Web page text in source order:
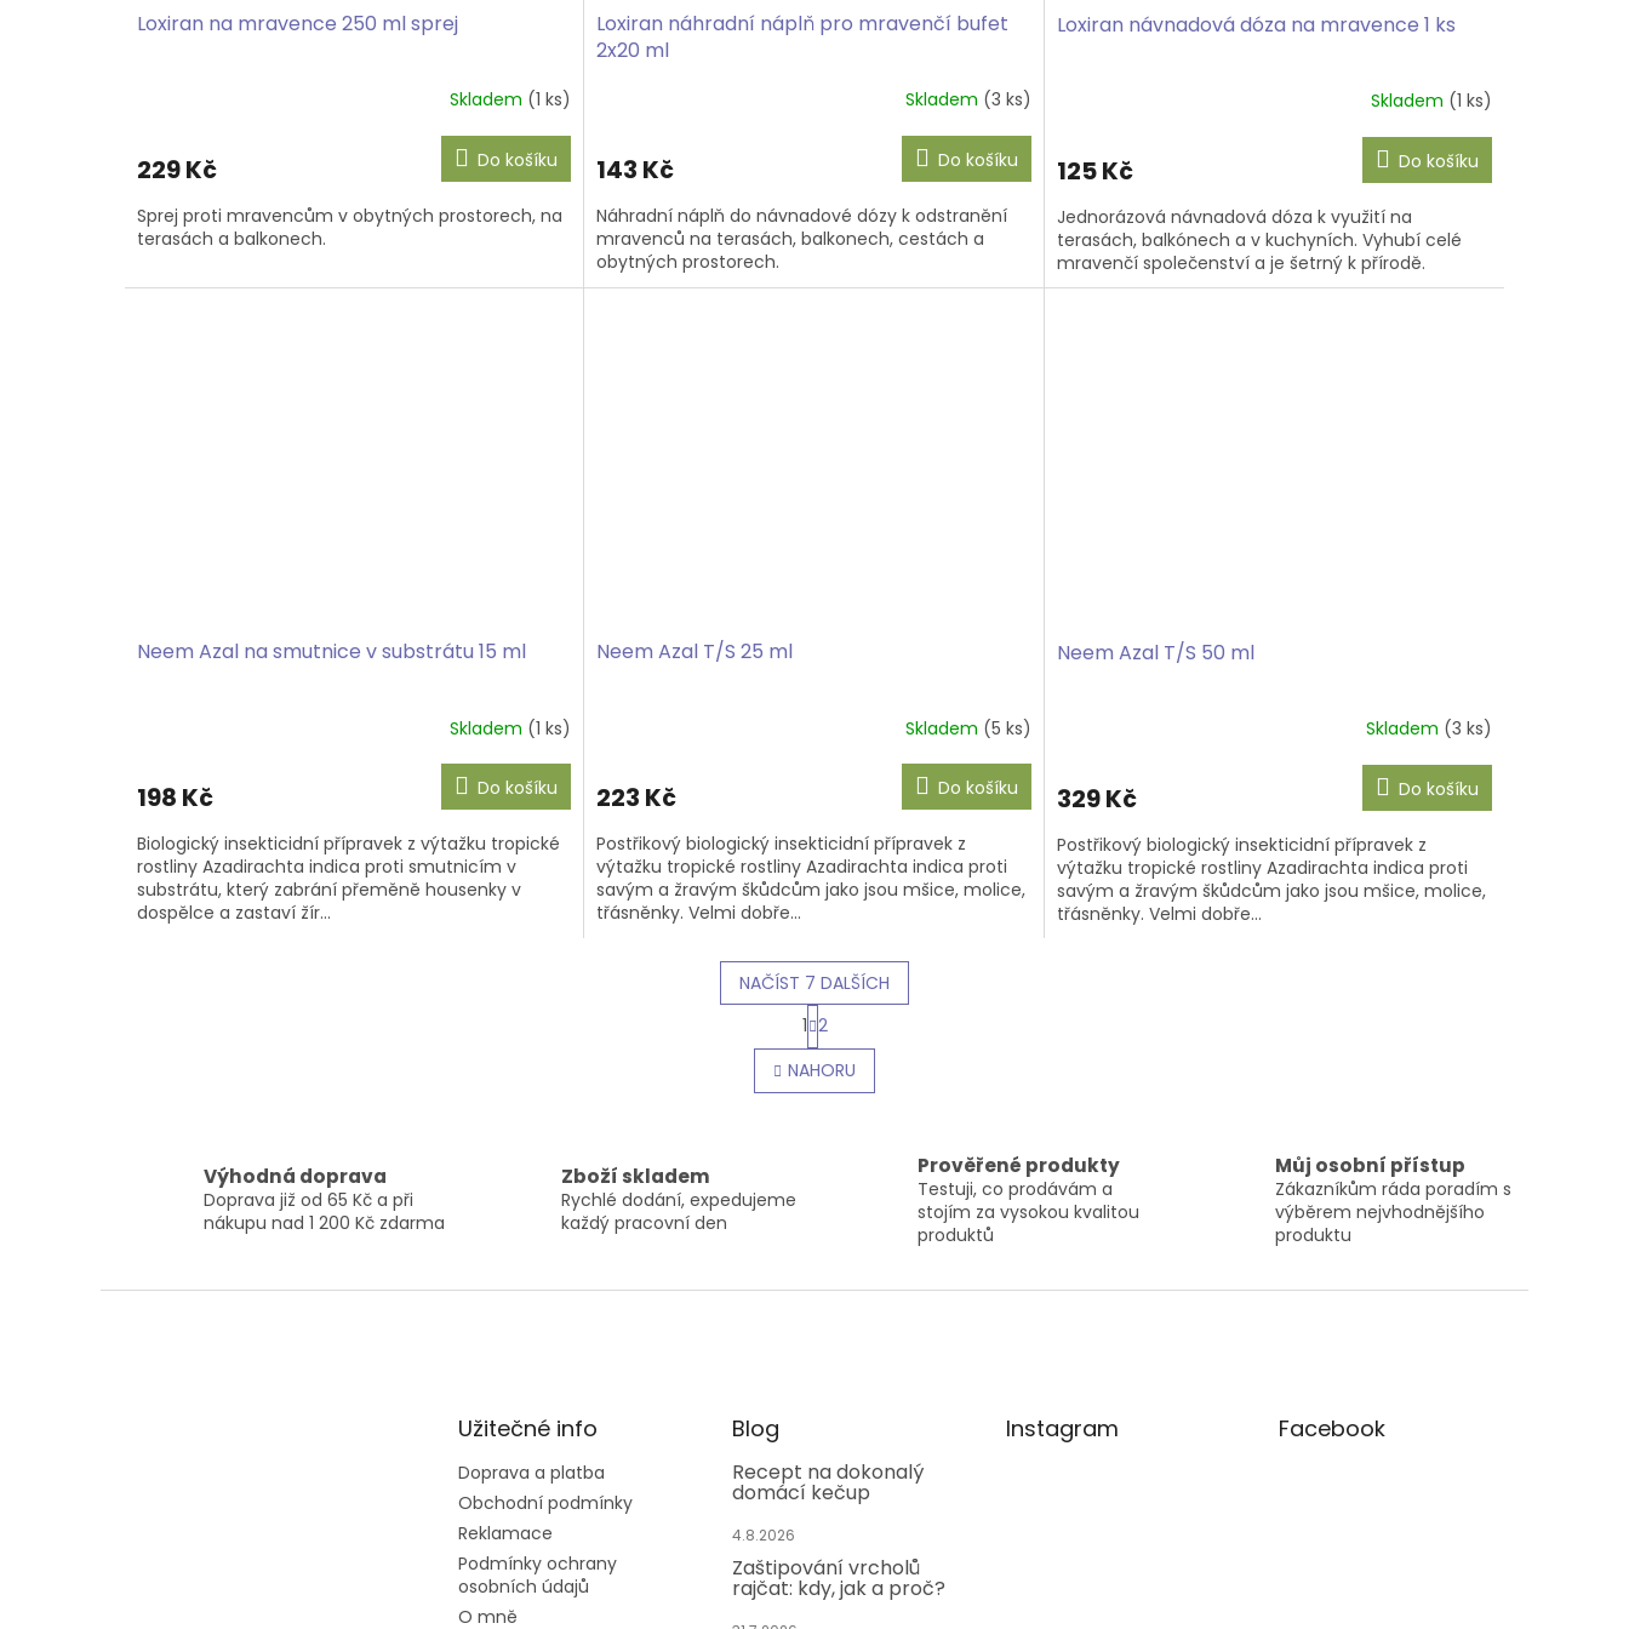
Loxiran na mravence 250 ml sprej
Skladem (1 ks)
229 Kč Do košíku
Sprej proti mravencům v obytných prostorech, na
terasách a balkonech.
Loxiran náhradní náplň pro mravenčí bufet
2x20 ml
Skladem (3 ks)
143 Kč Do košíku
Náhradní náplň do návnadové dózy k odstranění
mravenců na terasách, balkonech, cestách a
obytných prostorech.
Loxiran návnadová dóza na mravence 1 ks
Skladem (1 ks)
125 Kč Do košíku
Jednorázová návnadová dóza k využití na
terasách, balkónech a v kuchyních. Vyhubí celé
mravenčí společenství a je šetrný k přírodě.
Neem Azal na smutnice v substrátu 15 ml
Skladem (1 ks)
198 Kč Do košíku
Biologický insekticidní přípravek z výtažku tropické
rostliny Azadirachta indica proti smutnicím v
substrátu, který zabrání přeměně housenky v
dospělce a zastaví žír...
Neem Azal T/S 25 ml
Skladem (5 ks)
223 Kč Do košíku
Postřikový biologický insekticidní přípravek z
výtažku tropické rostliny Azadirachta indica proti
savým a žravým škůdcům jako jsou mšice, molice,
třásněnky. Velmi dobře...
Neem Azal T/S 50 ml
Skladem (3 ks)
329 Kč Do košíku
Postřikový biologický insekticidní přípravek z
výtažku tropické rostliny Azadirachta indica proti
savým a žravým škůdcům jako jsou mšice, molice,
třásněnky. Velmi dobře...
O
v
l
k
NAČÍST 7 DALŠÍCH
S
t
r
á
n
1 2
NAHORU
Výhodná doprava
Doprava již od 65 Kč a při
nákupu nad 1 200 Kč zdarma
Zboží skladem
Rychlé dodání, expedujeme
každý pracovní den
Prověřené produkty
Testuji, co prodávám a
stojím za vysokou kvalitou
produktů
Můj osobní přístup
Zákazníkům ráda poradím s
výběrem nejvhodnějšího
produktu
Užitečné info
Doprava a platba
Obchodní podmínky
Reklamace
Podmínky ochrany
osobních údajů
O mně
Blog
Recept na dokonalý
domácí kečup
4.8.2026
Zaštipování vrcholů
rajčat: kdy, jak a proč?
Instagram Facebook